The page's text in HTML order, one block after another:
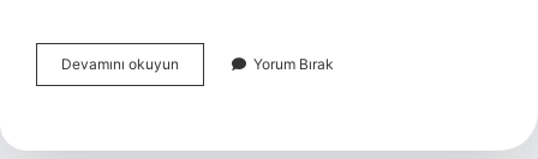
Devamını okuyun
Telefonla
Zarar
Yorum Bırak